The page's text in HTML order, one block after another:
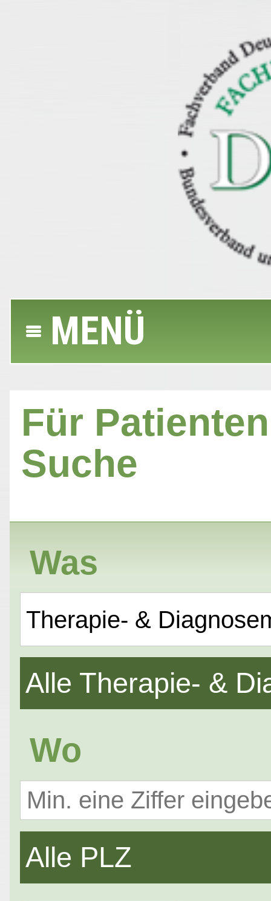
MENÜ
Für
Suche
Was
Therapie- &
Alle Therapie- &
Wo
Alle PLZ